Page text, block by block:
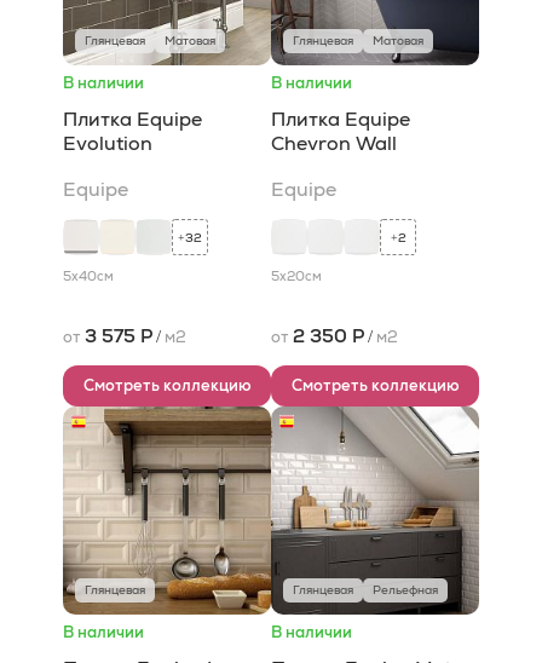
Глянцевая Матовая
В наличии
Плитка Equipe
Evolution
Equipe
+32
5x40см
от 3 575 Р/ м2
Смотреть коллекцию
Глянцевая Матовая
В наличии
Плитка Equipe
Chevron Wall
Equipe
+2
5x20см
от 2 350 Р/ м2
Смотреть коллекцию
Глянцевая
В наличии
Глянцевая Рельефная
В наличии